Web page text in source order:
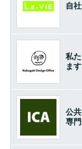
自
私
ます
公
専